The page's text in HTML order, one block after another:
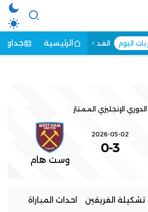
اليوم الغد الرئيسية جداول
الدوري الإنجليزي الممتاز
2026-05-02
3
-
0
وست هام
تشكيلة الفريقين احداث المباراة